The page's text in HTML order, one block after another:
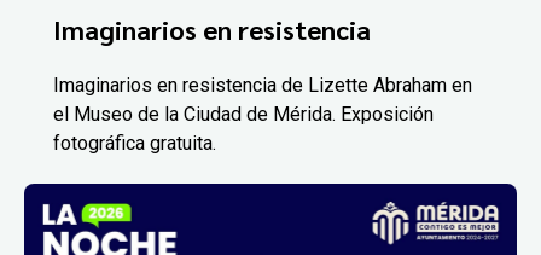
Imaginarios en resistencia
Imaginarios en resistencia de Lizette Abraham en
el Museo de la Ciudad de Mérida. Exposición
fotográfica gratuita.